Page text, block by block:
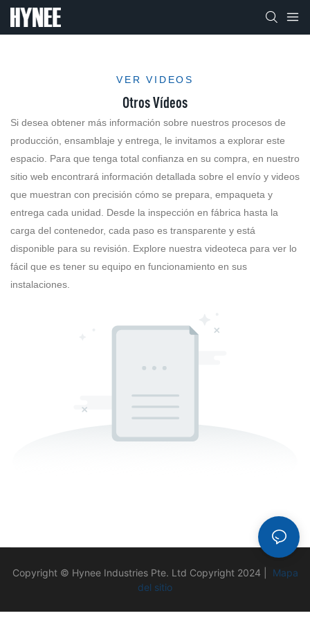
VER VIDEOS
Otros Vídeos
Si desea obtener más información sobre nuestros procesos de
producción, ensamblaje y entrega, le invitamos a explorar este
espacio. Para que tenga total confianza en su compra, en nuestro
sitio web encontrará información detallada sobre el envío y videos
que muestran con precisión cómo se prepara, empaqueta y
entrega cada unidad. Desde la inspección en fábrica hasta la
carga del contenedor, cada paso es transparente y está
disponible para su revisión. Explore nuestra videoteca para ver lo
fácil que es tener su equipo en funcionamiento en sus
instalaciones.
Copyright © Hynee Industries Pte. Ltd Copyright 2024 |
Mapa
del sitio